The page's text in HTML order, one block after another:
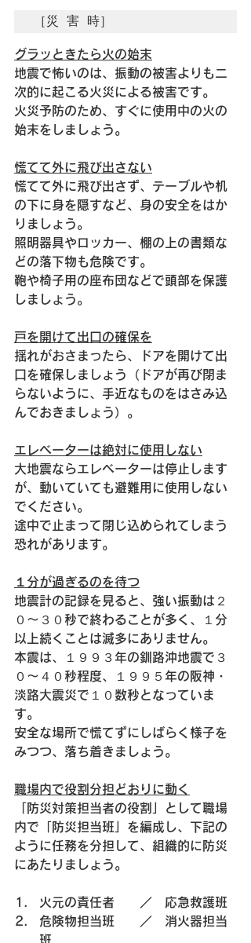
［災 害 時］
グラッときたら火の始末
地震で怖いのは、振動の被害よりも二
次的に起こる火災による被害です。
火災予防のため、すぐに使用中の火の
始末をしましょう。
慌てて外に飛び出さない
慌てて外に飛び出さず、テーブルや机
の下に身を隠すなど、身の安全をはか
りましょう。
照明器具やロッカー、棚の上の書類な
どの落下物も危険です。
鞄や椅子用の座布団などで頭部を保護
しましょう。
戸を開けて出口の確保を
揺れがおさまったら、ドアを開けて出
口を確保しましょう（ドアが再び閉ま
らないように、手近なものをはさみ込
んでおきましょう）。
エレベーターは絶対に使用しない
大地震ならエレベーターは停止します
が、動いていても避難用に使用しない
でください。
途中で止まって閉じ込められてしまう
恐れがあります。
１分が過ぎるのを待つ
地震計の記録を見ると、強い振動は２
０〜３０秒で終わることが多く、１分
以上続くことは滅多にありません。
本震は、１９９３年の釧路沖地震で３
０〜４０秒程度、１９９５年の阪神・
淡路大震災で１０数秒となっていま
す。
安全な場所で慌てずにしばらく様子を
みつつ、落ち着きましょう。
職場内で役割分担どおりに動く
「防災対策担当者の役割」として職場
内で「防災担当班」を編成し、下記の
ように任務を分担して、組織的に防災
にあたりましょう。
火元の責任者　　／　応急救護班
危険物担当班　　／　消火器担当
班